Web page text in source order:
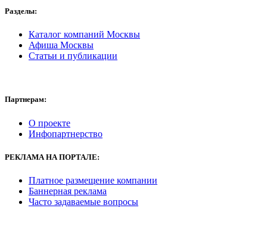
Разделы:
Каталог компаний Москвы
Афиша Москвы
Статьи и публикации
Партнерам:
О проекте
Инфопартнерство
РЕКЛАМА НА ПОРТАЛЕ:
Платное размещение компании
Баннерная реклама
Часто задаваемые вопросы